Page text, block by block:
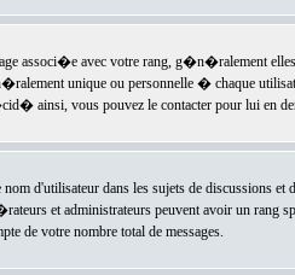
associ�e avec votre rang, g�n�ralement
unique ou personnelle � chaque
ainsi, vous pouvez le contacter pour lui en
d'utilisateur dans les sujets de
et administrateurs peuvent avoir un
de votre nombre total de messages.